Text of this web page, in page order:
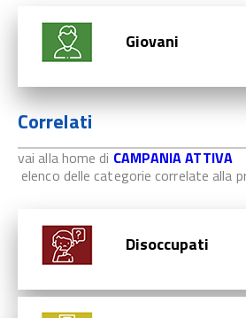
Giovani
Correlati
vai alla home di CAMPANIA ATTIVA
elenco delle categorie correlate alla
Disoccupati